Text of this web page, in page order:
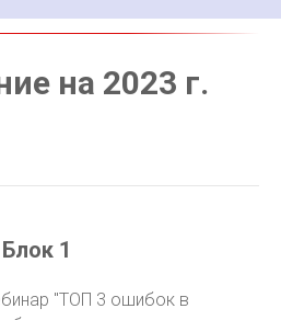
на 2023 г.
Блок 1
"ТОП 3 ошибок в